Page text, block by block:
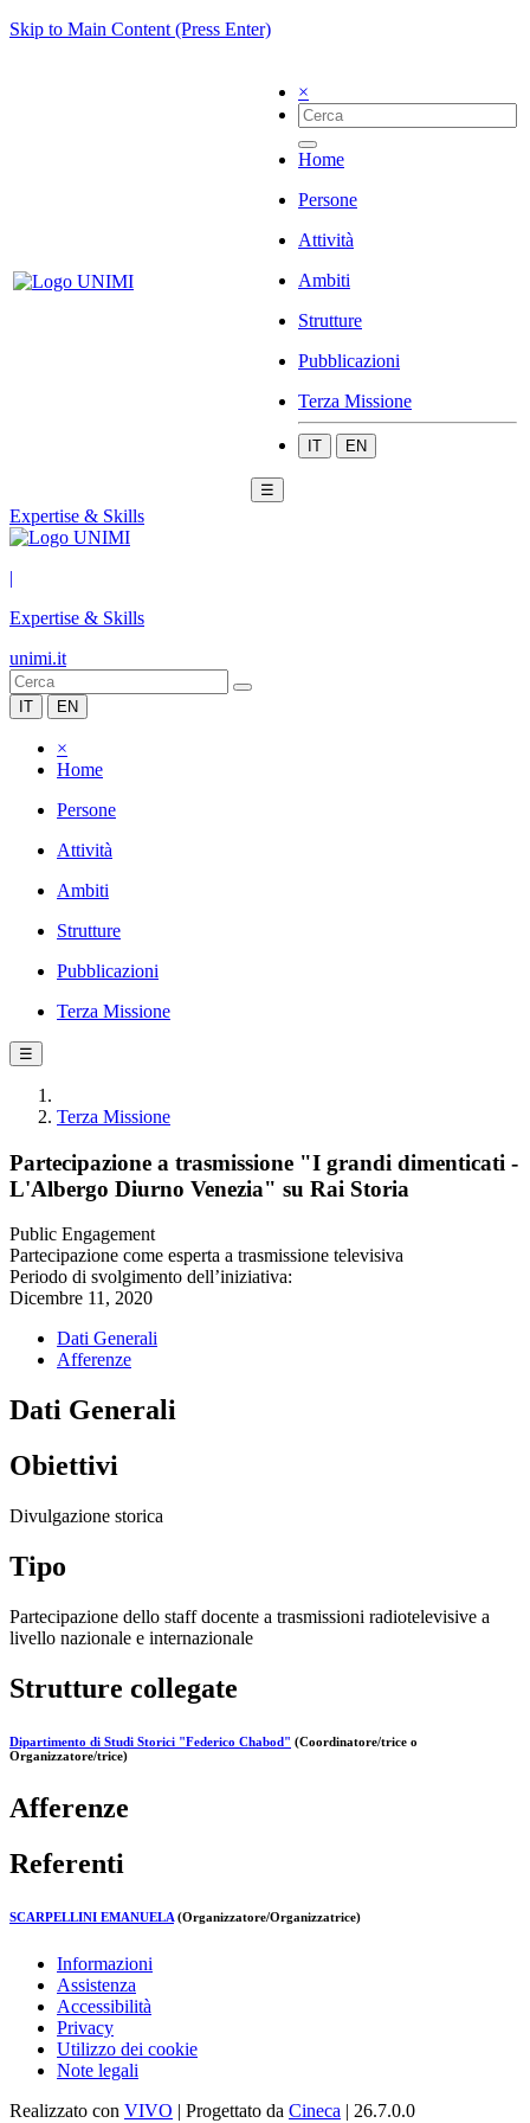
Skip to Main Content (Press Enter)
×
Home
Persone
Attività
Ambiti
Strutture
Pubblicazioni
Terza Missione
IT EN
☰
Expertise & Skills
|
Expertise & Skills
unimi.it
IT EN
×
Home
Persone
Attività
Ambiti
Strutture
Pubblicazioni
Terza Missione
☰
Terza Missione
Partecipazione a trasmissione "I grandi dimenticati -
L'Albergo Diurno Venezia" su Rai Storia
Public Engagement
Partecipazione come esperta a trasmissione televisiva
Periodo di svolgimento dell’iniziativa:
Dicembre 11, 2020
Dati Generali
Afferenze
Dati Generali
Obiettivi
Divulgazione storica
Tipo
Partecipazione dello staff docente a trasmissioni radiotelevisive a
livello nazionale e internazionale
Strutture collegate
Dipartimento di Studi Storici "Federico Chabod" (Coordinatore/trice o
Organizzatore/trice)
Afferenze
Referenti
SCARPELLINI EMANUELA (Organizzatore/Organizzatrice)
Informazioni
Assistenza
Accessibilità
Privacy
Utilizzo dei cookie
Note legali
Realizzato con VIVO | Progettato da Cineca | 26.7.0.0